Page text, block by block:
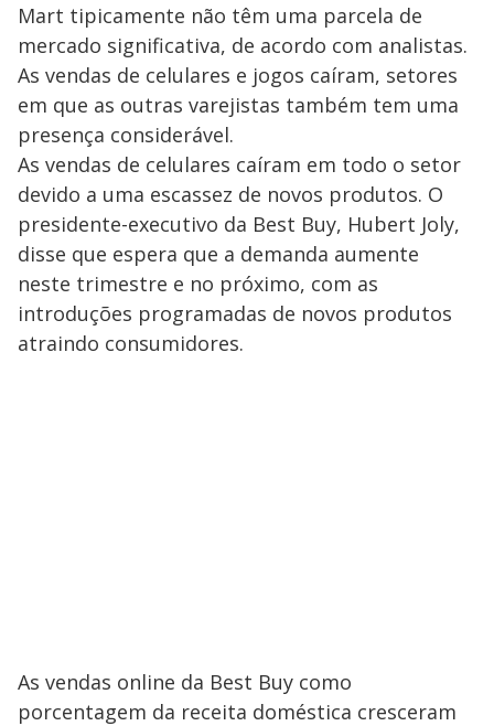
Mart tipicamente não têm uma parcela de
mercado significativa, de acordo com analistas.
As vendas de celulares e jogos caíram, setores
em que as outras varejistas também tem uma
presença considerável.
As vendas de celulares caíram em todo o setor
devido a uma escassez de novos produtos. O
presidente-executivo da Best Buy, Hubert Joly,
disse que espera que a demanda aumente
neste trimestre e no próximo, com as
introduções programadas de novos produtos
atraindo consumidores.
As vendas online da Best Buy como
porcentagem da receita doméstica cresceram